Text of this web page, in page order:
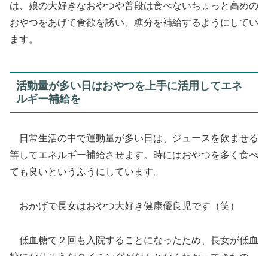
は、娘の大好きなおやつや普段は食べないちょっと高めの
おやつをあげて食欲を誘い、糖分を補給するようにしてい
ます。
活動量が多い日はおやつを上手に活用してエネ
ルギー補給を
日常生活の中で運動量が多い日は、ジュースを飲ませる
等してエネルギー補給させます。時にはおやつを多く食べ
ても良いというふうにしています。
おかげで長女はおやつ大好き健康優良児です（笑）
低血糖で２回も入院することになったため、長女が低血